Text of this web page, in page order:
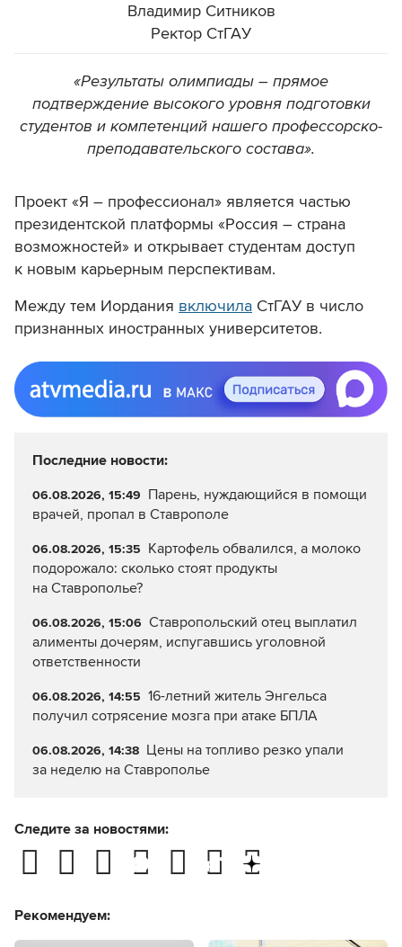
Владимир Ситников
Ректор СтГАУ
«Результаты олимпиады – прямое
подтверждение высокого уровня подготовки
студентов и компетенций нашего профессорско-
преподавательского состава».
Проект «Я – профессионал» является частью
президентской платформы «Россия – страна
возможностей» и открывает студентам доступ
к новым карьерным перспективам.
Между тем Иордания включила СтГАУ в число
признанных иностранных университетов.
Последние новости:
06.08.2026, 15:49 Парень, нуждающийся в помощи
врачей, пропал в Ставрополе
06.08.2026, 15:35 Картофель обвалился, а молоко
подорожало: сколько стоят продукты
на Ставрополье?
06.08.2026, 15:06 Ставропольский отец выплатил
алименты дочерям, испугавшись уголовной
ответственности
06.08.2026, 14:55 16-летний житель Энгельса
получил сотрясение мозга при атаке БПЛА
06.08.2026, 14:38 Цены на топливо резко упали
за неделю на Ставрополье
Следите за новостями:
Рекомендуем: